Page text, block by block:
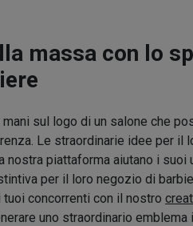
massa con lo
sul logo di un salone che
Le straordinarie idee per il
nostra piattaforma aiutano i suoi
per il loro negozio di
concorrenti con il nostro
uno straordinario emblema